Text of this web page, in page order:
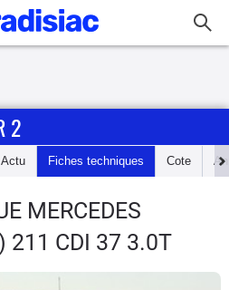
2
Actu Fiches techniques Cote
MERCEDES
211 CDI 37 3.0T